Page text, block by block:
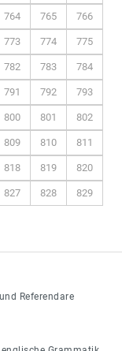
764 765 766
773 774 775
782 783 784
791 792 793
800 801 802
809 810 811
818 819 820
827 828 829
Referendare